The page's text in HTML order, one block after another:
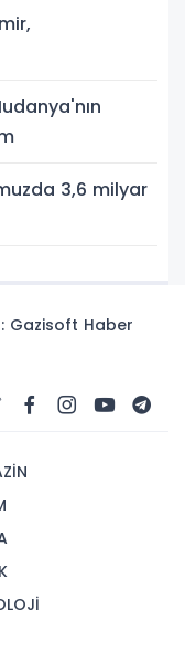
3,6 milyar
Gazisoft Haber